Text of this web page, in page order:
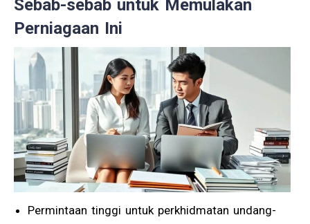
Sebab-sebab untuk Memulakan
Perniagaan Ini
Permintaan tinggi untuk perkhidmatan undang-